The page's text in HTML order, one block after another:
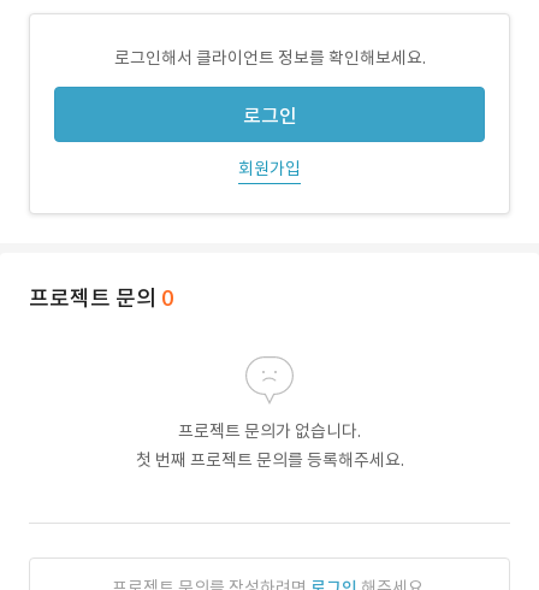
로그인해서 클라이언트 정보를 확인해보세요.
로그인
회원가입
프로젝트 문의 0
프로젝트 문의가 없습니다.
첫 번째 프로젝트 문의를 등록해주세요.